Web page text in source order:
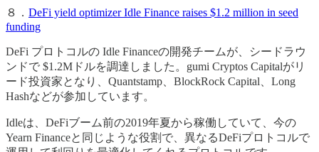
８． DeFi yield optimizer Idle Finance raises $1.2 million in seed
funding
DeFi プロトコルの Idle Financeの開発チームが、シードラウ
ンドで $1.2Mドルを調達しました。gumi Cryptos Capitalがリ
ード投資家となり、Quantstamp、BlockRock Capital、Long
Hashなどが参加しています。
Idleは、DeFiブーム前の2019年夏から稼働していて、今の
Yearn Financeと同じような役割で、異なるDeFiプロトコルで